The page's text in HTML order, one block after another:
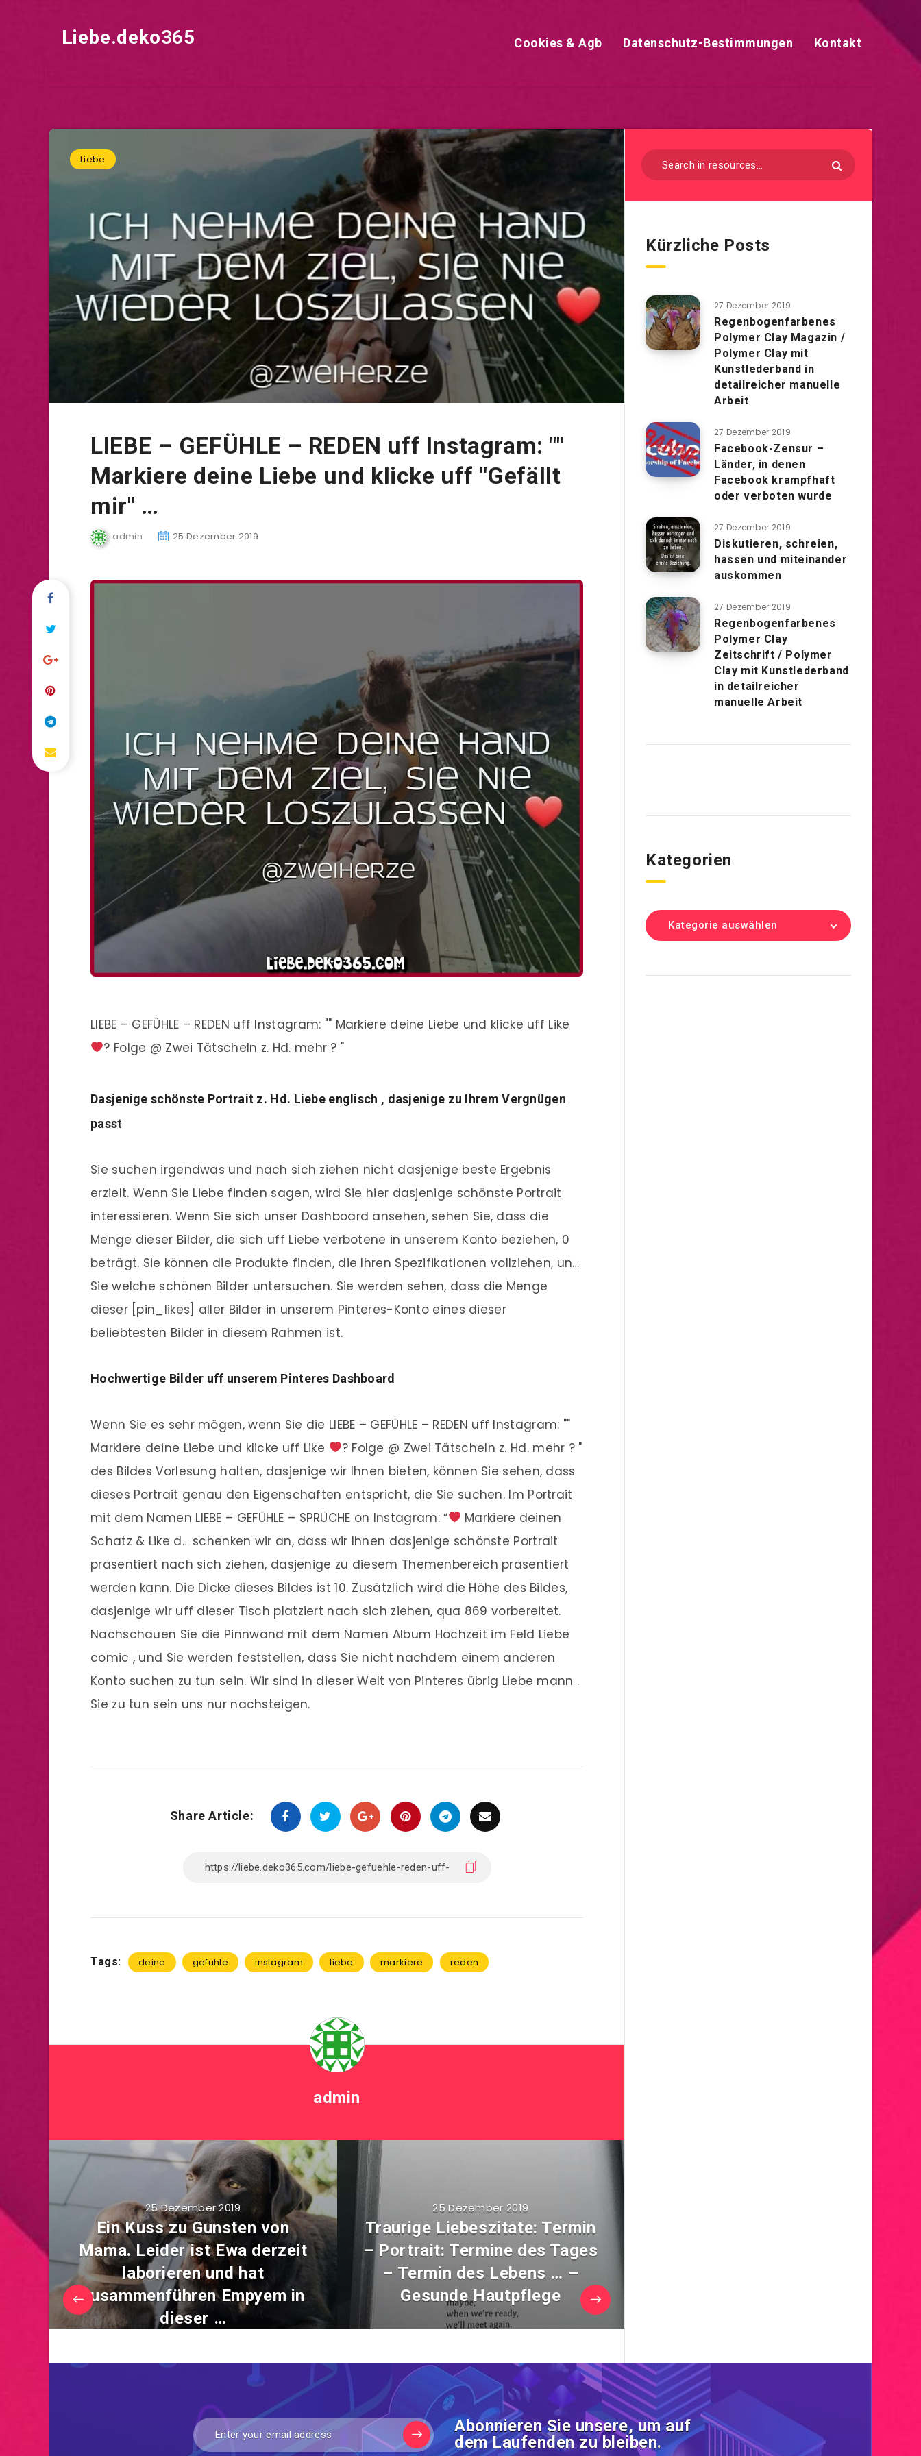
Liebe.deko365 Cookies & Agb Datenschutz-Bestimmungen Kontakt
Liebe
LIEBE – GEFÜHLE – REDEN uff Instagram: ""
Markiere deine Liebe und klicke uff "Gefällt
mir" …
admin 25 Dezember 2019
LIEBE – GEFÜHLE – REDEN uff Instagram: "" Markiere deine Liebe und klicke uff Like
? Folge @ Zwei Tätscheln z. Hd. mehr ? "
Dasjenige schönste Portrait z. Hd. Liebe englisch , dasjenige zu Ihrem Vergnügen
passt
Sie suchen irgendwas und nach sich ziehen nicht dasjenige beste Ergebnis
erzielt. Wenn Sie Liebe finden sagen, wird Sie hier dasjenige schönste Portrait
interessieren. Wenn Sie sich unser Dashboard ansehen, sehen Sie, dass die
Menge dieser Bilder, die sich uff Liebe verbotene in unserem Konto beziehen, 0
beträgt. Sie können die Produkte finden, die Ihren Spezifikationen vollziehen, un…
Sie welche schönen Bilder untersuchen. Sie werden sehen, dass die Menge
dieser [pin_likes] aller Bilder in unserem Pinteres-Konto eines dieser
beliebtesten Bilder in diesem Rahmen ist.
Hochwertige Bilder uff unserem Pinteres Dashboard
Wenn Sie es sehr mögen, wenn Sie die LIEBE – GEFÜHLE – REDEN uff Instagram: ""
Markiere deine Liebe und klicke uff Like
? Folge @ Zwei Tätscheln z. Hd. mehr ? "
des Bildes Vorlesung halten, dasjenige wir Ihnen bieten, können Sie sehen, dass
dieses Portrait genau den Eigenschaften entspricht, die Sie suchen. Im Portrait
mit dem Namen LIEBE – GEFÜHLE – SPRÜCHE on Instagram: “
Markiere deinen
Schatz & Like d… schenken wir an, dass wir Ihnen dasjenige schönste Portrait
präsentiert nach sich ziehen, dasjenige zu diesem Themenbereich präsentiert
werden kann. Die Dicke dieses Bildes ist 10. Zusätzlich wird die Höhe des Bildes,
dasjenige wir uff dieser Tisch platziert nach sich ziehen, qua 869 vorbereitet.
Nachschauen Sie die Pinnwand mit dem Namen Album Hochzeit im Feld Liebe
comic , und Sie werden feststellen, dass Sie nicht nachdem einem anderen
Konto suchen zu tun sein. Wir sind in dieser Welt von Pinteres übrig Liebe mann .
Sie zu tun sein uns nur nachsteigen.
Share Article:
Tags: deine gefuhle instagram liebe markiere reden
admin
25 Dezember 2019
Ein Kuss zu Gunsten von
Mama. Leider ist Ewa derzeit
laborieren und hat
zusammenführen Empyem in
dieser …
25 Dezember 2019
Traurige Liebeszitate: Termin
– Portrait: Termine des Tages
– Termin des Lebens … –
Gesunde Hautpflege
Kürzliche Posts
27 Dezember 2019
Regenbogenfarbenes
Polymer Clay Magazin /
Polymer Clay mit
Kunstlederband in
detailreicher manuelle
Arbeit
27 Dezember 2019
Facebook-Zensur –
Länder, in denen
Facebook krampfhaft
oder verboten wurde
27 Dezember 2019
Diskutieren, schreien,
hassen und miteinander
auskommen
27 Dezember 2019
Regenbogenfarbenes
Polymer Clay
Zeitschrift / Polymer
Clay mit Kunstlederband
in detailreicher
manuelle Arbeit
Kategorien
Kategorie auswählen
Abonnieren Sie unsere, um auf
dem Laufenden zu bleiben.